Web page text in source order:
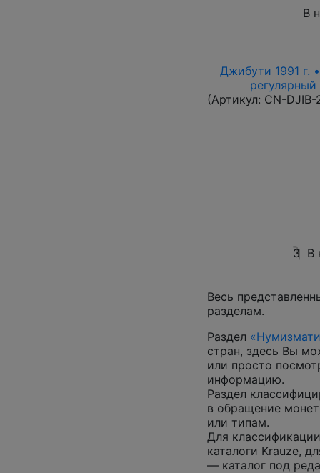
В
Джибути 1991 г.
(Артикул: CN-DJIB-
3 В
Весь
разделам.
Раздел
стран, здесь Вы
или просто
информацию.
Раздел
в обращение
или типам.
Для
каталоги Krauze,
— каталог под